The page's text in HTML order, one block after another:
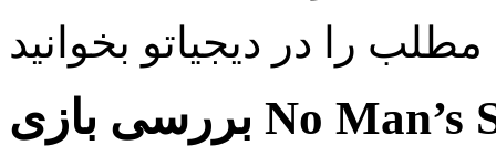
مطلب را در دیجیاتو بخوانید